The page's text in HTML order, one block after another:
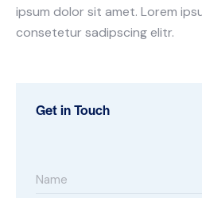
ipsum dolor sit amet. Lorem
consetetur sadipscing elitr.
Get in Touch